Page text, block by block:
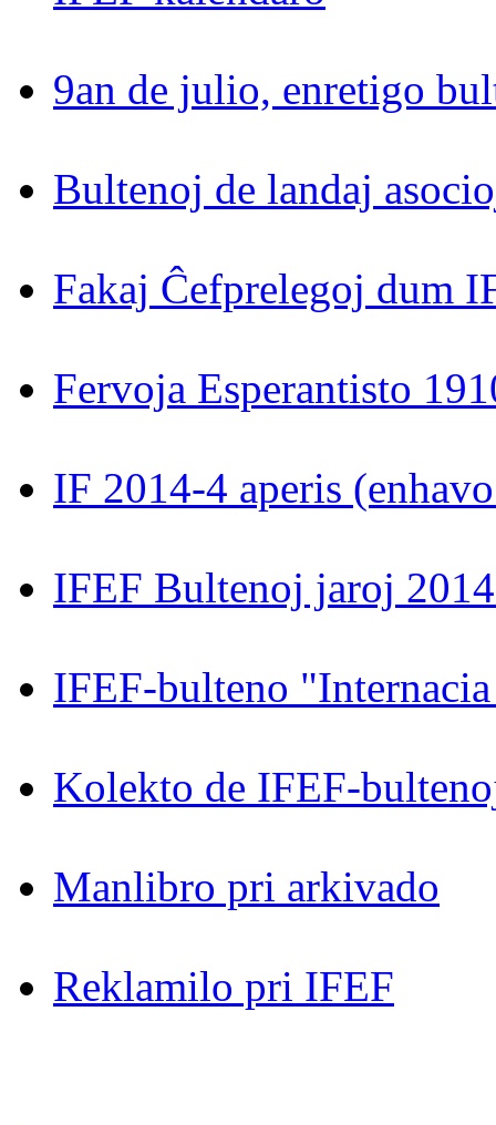
9an de julio, enretigo
Bultenoj de landaj
Fakaj Ĉefprelegoj dum
Fervoja Esperantisto
IF 2014-4 aperis
IFEF Bultenoj jaroj
IFEF-bulteno
Kolekto de IFEF-
Manlibro pri arkivado
Reklamilo pri IFEF